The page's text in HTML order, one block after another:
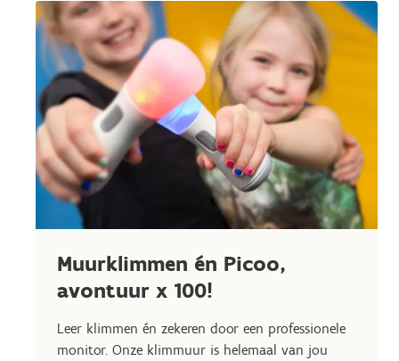
Muurklimmen én Picoo,
avontuur x 100!
Leer klimmen én zekeren door een professionele
monitor. Onze klimmuur is helemaal van jou